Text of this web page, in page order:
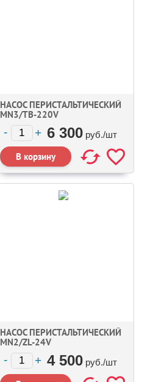
НАСОС ПЕРИСТАЛЬТИЧЕСКИЙ
MN3/TB-220V
6 300 руб./шт
НАСОС ПЕРИСТАЛЬТИЧЕСКИЙ
MN2/ZL-24V
4 500 руб./шт